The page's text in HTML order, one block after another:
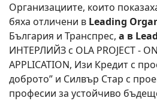
Организациите, които
бяха отличени в Leading
България и Транспрес, а в
ИНТЕРЛИЙЗ с OLA PROJECT -
APPLICATION, Изи Кредит с
доброто” и Силвър Стар с
професии за устойчиво